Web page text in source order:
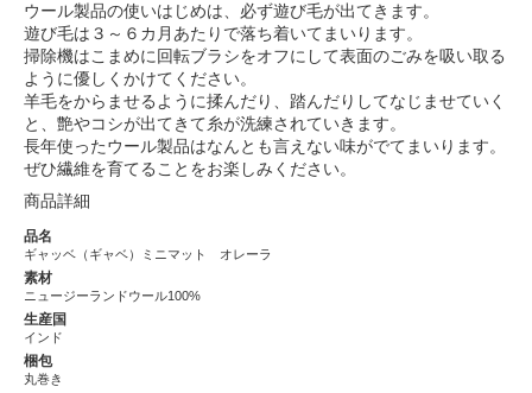
ウール製品の使いはじめは、必ず遊び毛が出てきます。
遊び毛は３～６カ月あたりで落ち着いてまいります。
掃除機はこまめに回転ブラシをオフにして表面のごみを吸い取る
ように優しくかけてください。
羊毛をからませるように揉んだり、踏んだりしてなじませていく
と、艶やコシが出てきて糸が洗練されていきます。
長年使ったウール製品はなんとも言えない味がでてまいります。
ぜひ繊維を育てることをお楽しみください。
商品詳細
品名
ギャッベ（ギャベ）ミニマット オレーラ
素材
ニュージーランドウール100%
生産国
インド
梱包
丸巻き